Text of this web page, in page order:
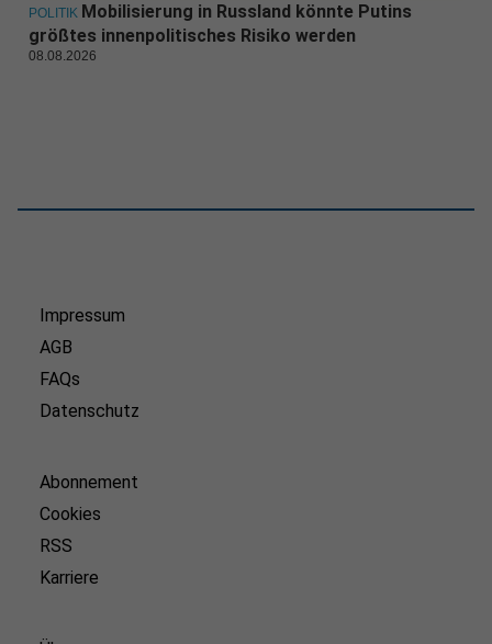
POLITIK Mobilisierung in Russland könnte Putins
größtes innenpolitisches Risiko werden
08.08.2026
Impressum
AGB
FAQs
Datenschutz
Abonnement
Cookies
RSS
Karriere